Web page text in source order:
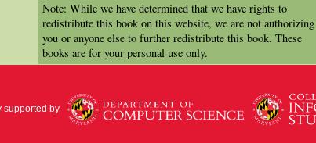
Note: While we have determined that we have rights to
redistribute this book on this website, we are not authorizing
you or anyone else to further redistribute this book. These
books are for your personal use only.
supported by